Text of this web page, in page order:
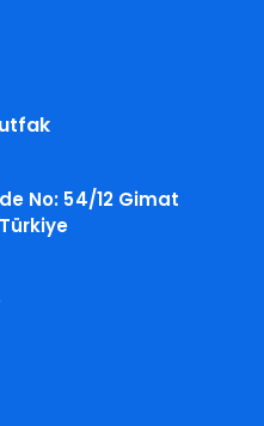
No: 54/12 Gimat